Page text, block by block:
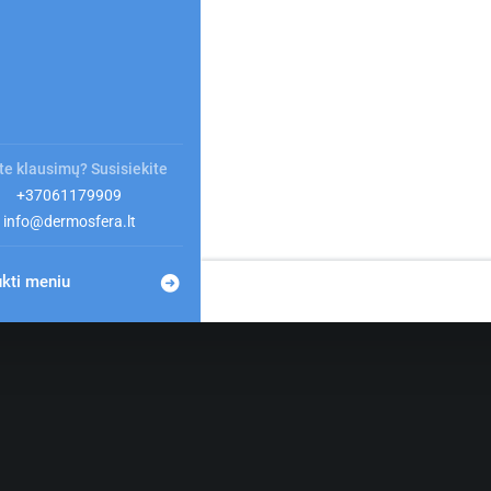
klausimų? Susisiekite
+37061179909
info@dermosfera.lt
meniu